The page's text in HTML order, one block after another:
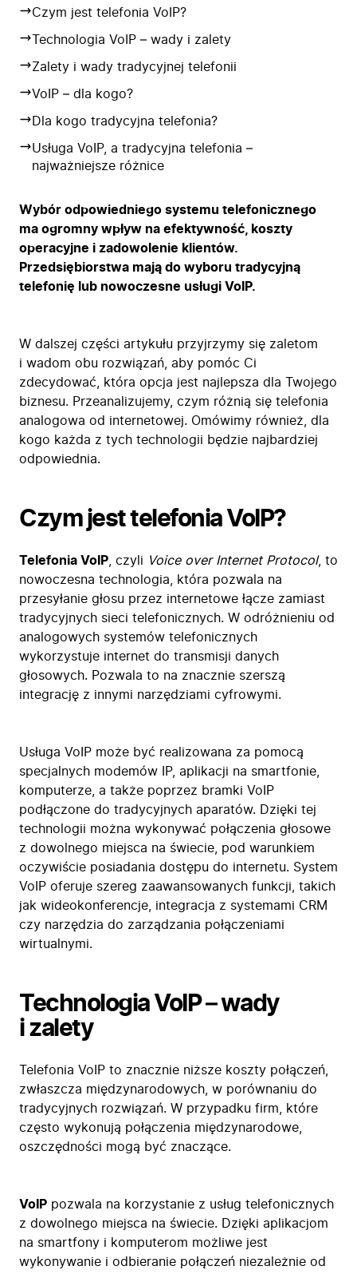
Czym jest telefonia VoIP?
Technologia VoIP – wady i zalety
Zalety i wady tradycyjnej telefonii
VoIP – dla kogo?
Dla kogo tradycyjna telefonia?
Usługa VoIP, a tradycyjna telefonia –
najważniejsze różnice
Wybór odpowiedniego systemu telefonicznego
ma ogromny wpływ na efektywność, koszty
operacyjne i zadowolenie klientów.
Przedsiębiorstwa mają do wyboru tradycyjną
telefonię lub nowoczesne usługi VoIP.
W dalszej części artykułu przyjrzymy się zaletom
i wadom obu rozwiązań, aby pomóc Ci
zdecydować, która opcja jest najlepsza dla Twojego
biznesu. Przeanalizujemy, czym różnią się telefonia
analogowa od internetowej. Omówimy również, dla
kogo każda z tych technologii będzie najbardziej
odpowiednia.
Czym jest telefonia VoIP?
Telefonia VoIP , czyli Voice over Internet Protocol, to
nowoczesna technologia, która pozwala na
przesyłanie głosu przez internetowe łącze zamiast
tradycyjnych sieci telefonicznych. W odróżnieniu od
analogowych systemów telefonicznych
wykorzystuje internet do transmisji danych
głosowych. Pozwala to na znacznie szerszą
integrację z innymi narzędziami cyfrowymi.
Usługa VoIP może być realizowana za pomocą
specjalnych modemów IP, aplikacji na smartfonie,
komputerze, a także poprzez bramki VoIP
podłączone do tradycyjnych aparatów. Dzięki tej
technologii można wykonywać połączenia głosowe
z dowolnego miejsca na świecie, pod warunkiem
oczywiście posiadania dostępu do internetu. System
VoIP oferuje szereg zaawansowanych funkcji, takich
jak wideokonferencje, integracja z systemami CRM
czy narzędzia do zarządzania połączeniami
wirtualnymi.
Technologia VoIP–wady
i zalety
Telefonia VoIP to znacznie niższe koszty połączeń,
zwłaszcza międzynarodowych, w porównaniu do
tradycyjnych rozwiązań. W przypadku firm, które
często wykonują połączenia międzynarodowe,
oszczędności mogą być znaczące.
VoIP pozwala na korzystanie z usług telefonicznych
z dowolnego miejsca na świecie. Dzięki aplikacjom
na smartfony i komputerom możliwe jest
wykonywanie i odbieranie połączeń niezależnie od